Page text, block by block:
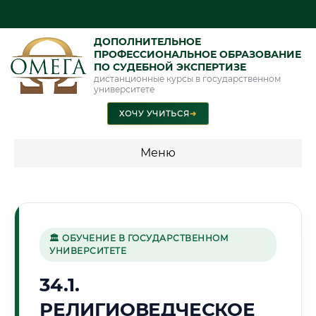
ДОПОЛНИТЕЛЬНОЕ
ПРОФЕССИОНАЛЬНОЕ ОБРАЗОВАНИЕ
ПО СУДЕБНОЙ ЭКСПЕРТИЗЕ
дистанционные курсы в государственном
университете
ХОЧУ УЧИТЬСЯ➜
Меню
специальности"
Стоимость по программам обучения "Судебная экспертиза"
Стоимость по программам обучения "Экспертиза"
🏛 ОБУЧЕНИЕ В ГОСУДАРСТВЕННОМ
УНИВЕРСИТЕТЕ
34.1.
РЕЛИГИОВЕДЧЕСКОЕ